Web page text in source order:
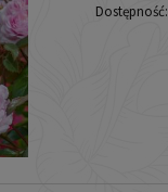
Dostępność: